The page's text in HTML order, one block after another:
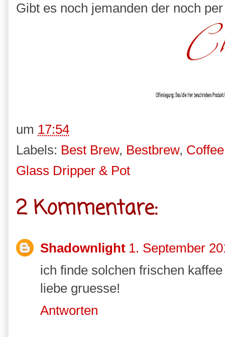
Gibt es noch jemanden der noch
um 17:54
Labels: Best Brew, Bestbrew, Coffee
Glass Dripper & Pot
2 Kommentare:
Shadownlight 1. September
ich finde solchen frischen
liebe gruesse!
Antworten